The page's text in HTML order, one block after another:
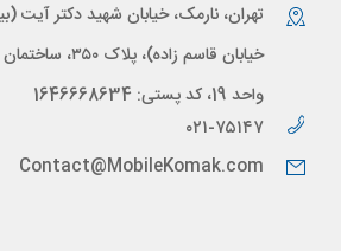
تهران، نارمک، خیابان شهید دکتر آیت
خیابان قاسم
واحد 19، کد پستی: 1646668634
۰۲۱-۷۵۱۴۷
Contact@MobileKomak.com